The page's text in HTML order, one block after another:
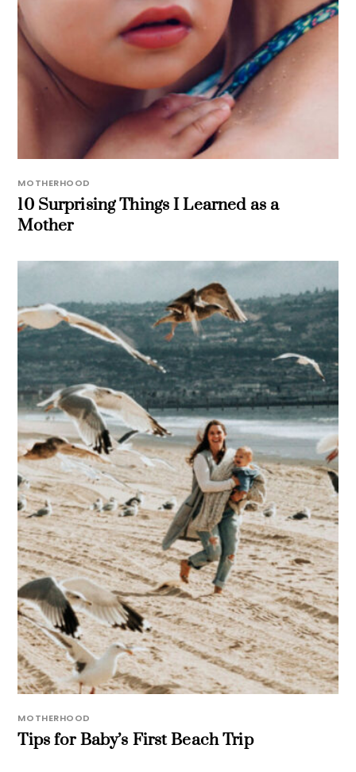
MOTHERHOOD
10 Surprising Things I Learned as a
Mother
MOTHERHOOD
Tips for Baby’s First Beach Trip